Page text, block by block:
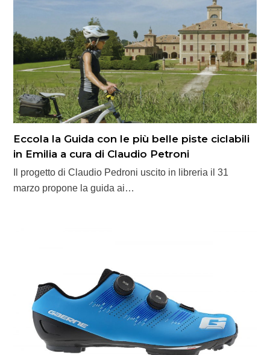
Eccola la Guida con le più belle piste ciclabili
in Emilia a cura di Claudio Petroni
Il progetto di Claudio Pedroni uscito in libreria il 31
marzo propone la guida ai…